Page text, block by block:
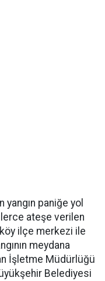
paniğe yol
ateşe verilen
ilçe merkezi ile
meydana
İşletme Müdürlüğü
Belediyesi